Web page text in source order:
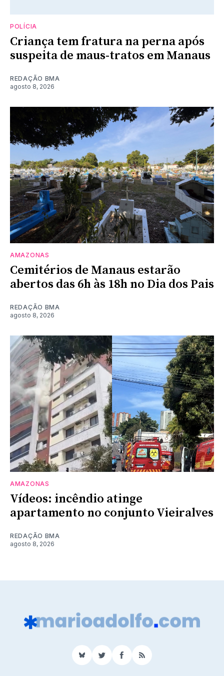
POLÍCIA
Criança tem fratura na perna após
suspeita de maus-tratos em Manaus
REDAÇÃO BMA
agosto 8, 2026
AMAZONAS
Cemitérios de Manaus estarão
abertos das 6h às 18h no Dia dos Pais
REDAÇÃO BMA
agosto 8, 2026
AMAZONAS
Vídeos: incêndio atinge
apartamento no conjunto Vieiralves
REDAÇÃO BMA
agosto 8, 2026
BlueSkyTwitterFacebook
RSS